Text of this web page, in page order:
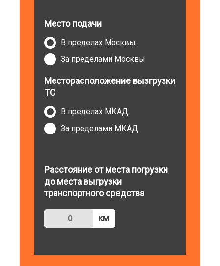
Место подачи
В пределах Москвы
За пределами Москвы
Месторасположение вызгрузки
ТС
В пределах МКАД
За пределами МКАД
Расстояние от места погрузки
до места выгрузки
транспортного средства
км